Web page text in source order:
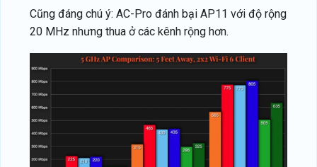
Cũng đáng chú ý: AC-Pro đánh bại AP11 với độ rộng
20 MHz nhưng thua ở các kênh rộng hơn.